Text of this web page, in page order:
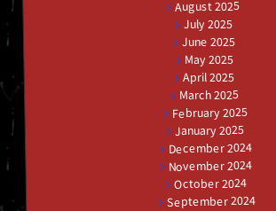
August 2025
July 2025
June 2025
May 2025
April 2025
March 2025
February 2025
January 2025
December 2024
November 2024
October 2024
September 2024